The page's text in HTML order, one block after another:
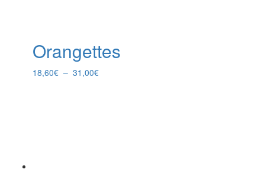
Orangettes
18,60€ – 31,00€Plage